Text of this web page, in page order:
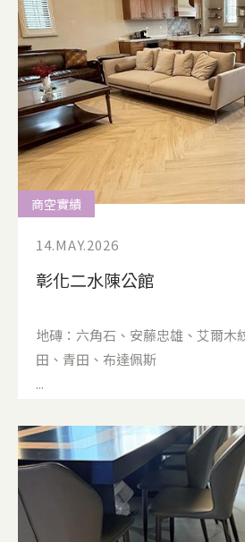
商空實績
14.MAY.2026
彰化二水陳公館
地磚：六角石、安藤忠雄、艾爾木
田、青田、布達佩斯
...